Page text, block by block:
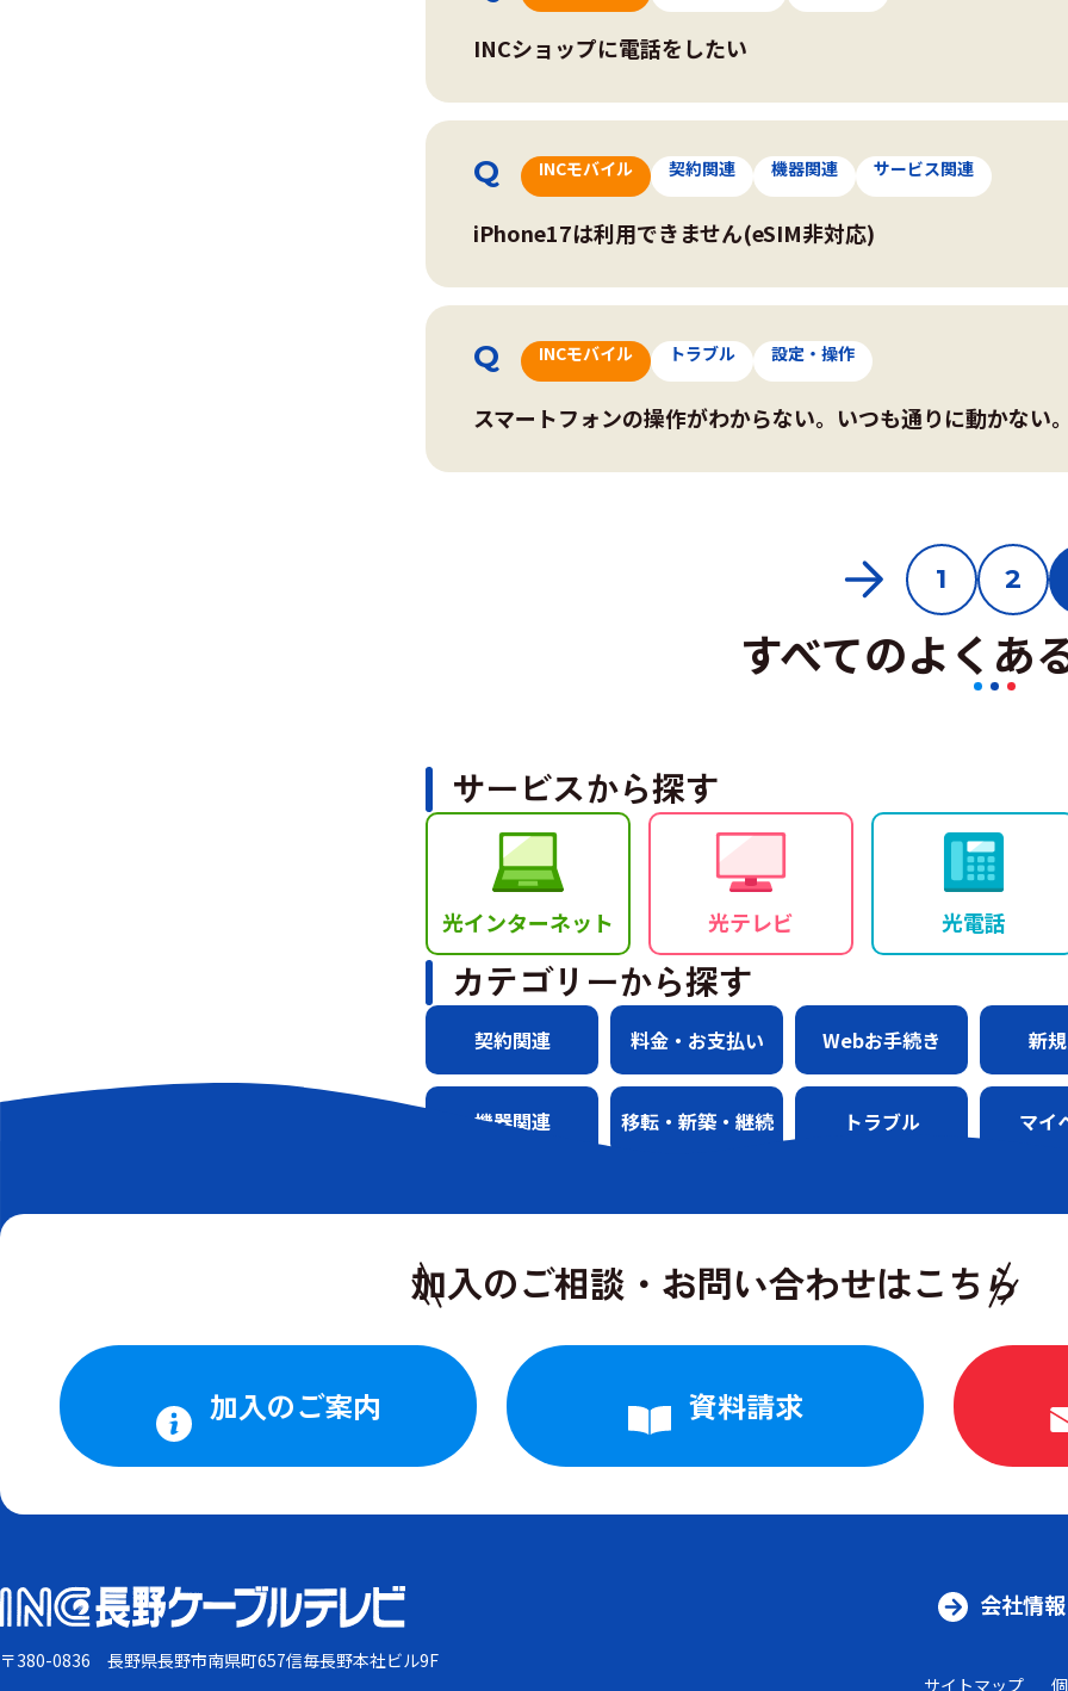
INCショップに電話をしたい
INCモバイル 契約関連 機器関連 サービス関連
iPhone17は利用できません(eSIM非対応)
INCモバイル トラブル 設定・操作
スマートフォンの操作がわからない。いつも通りに動かない
1 2
すべてのよくあ
サービスから探す
光インターネット 光テレビ 光電話
カテゴリーから探す
契約関連 料金・お支払い Webお手続き 新
機器関連 移転・新築・継続 トラブル マイ
加入のご相談・ お問い合わせはこちら
加入のご案内 資料請求
会社情報
サイトマップ
〒380-0836 長野県長野市南県町657信毎長野本社ビル9F